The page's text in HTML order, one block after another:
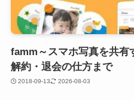
famm～スマホ写真を共有
解約・退会の仕方まで
2018-09-13 2026-08-03